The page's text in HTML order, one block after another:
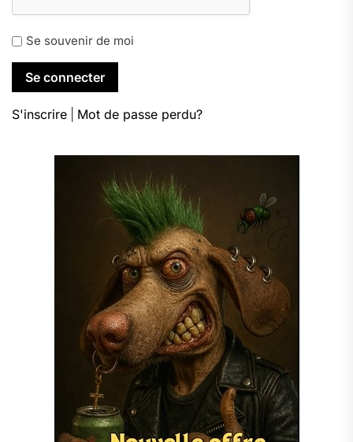
Se souvenir de moi
S'inscrire Mot de passe perdu?